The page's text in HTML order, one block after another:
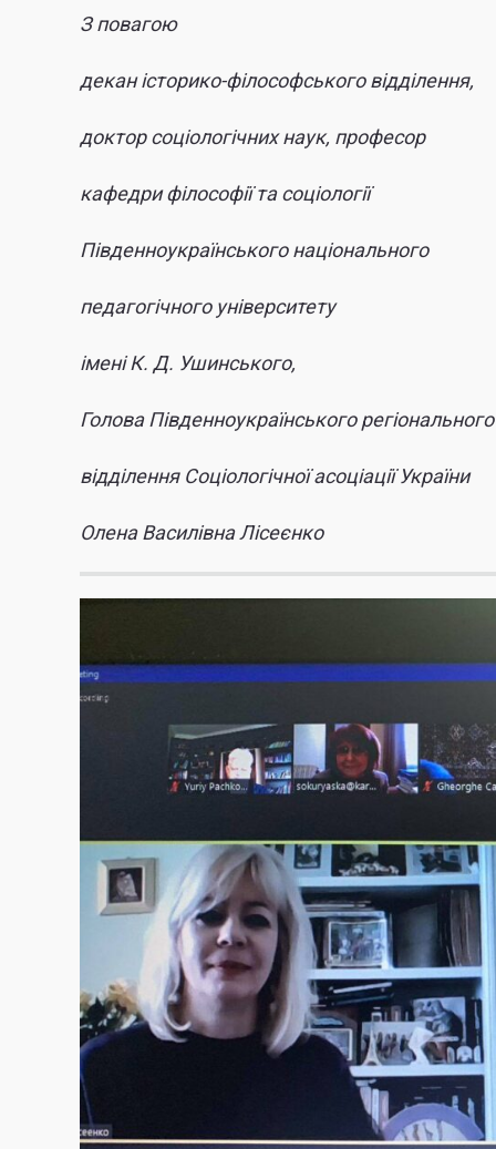
З повагою
деканісторико-філософського відділення,
доктор соціологічних наук, професор
кафедри філософії та соціології
Південноукраїнського національного
педагогічного університету
імені К. Д. Ушинського,
Голова Південноукраїнського регіонального
відділення Соціологічної асоціації України
Олена Василівна Лісеєнко